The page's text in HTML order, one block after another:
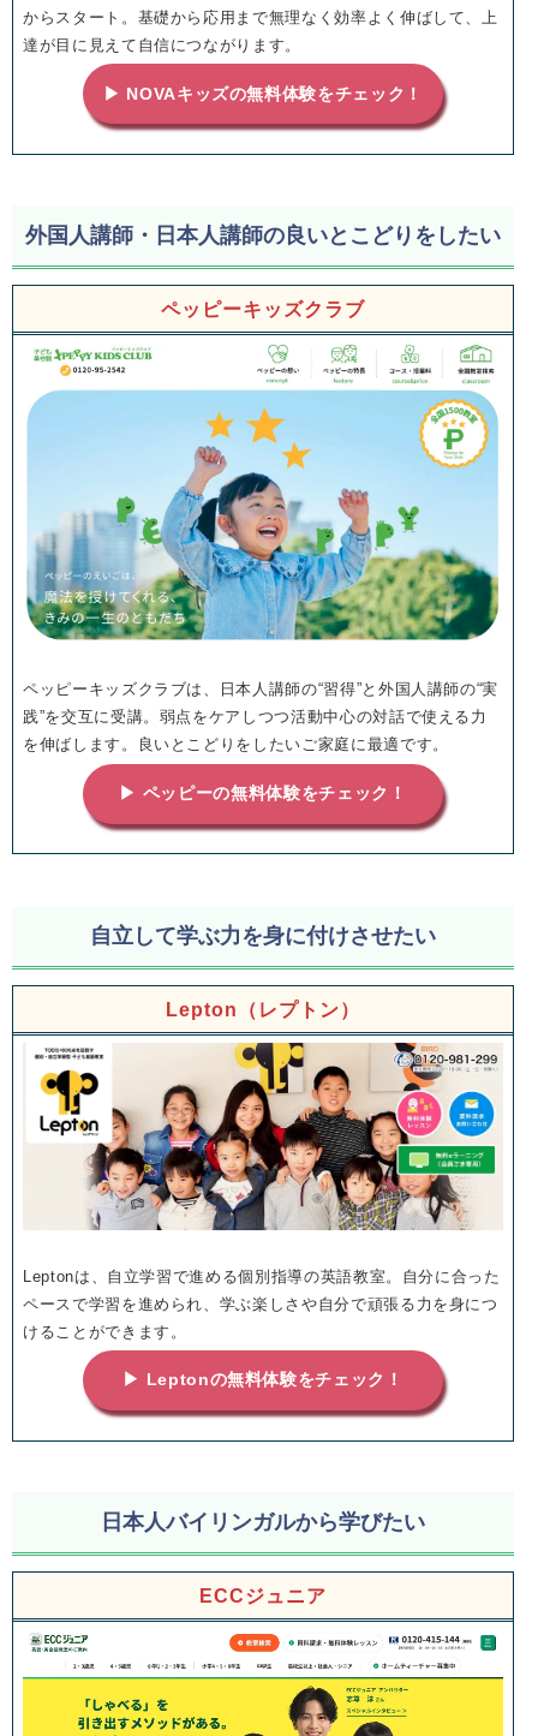
からスタート。基礎から応用まで無理なく効率よく伸ばして、上
達が目に見えて自信につながります。
▶ NOVAキッズの無料体験をチェック！
外国人講師・日本人講師の良いとこどりをしたい
ペッピーキッズクラブ
ペッピーキッズクラブは、日本人講師の“習得”と外国人講師の“実
践”を交互に受講。弱点をケアしつつ活動中心の対話で使える力
を伸ばします。良いとこどりをしたいご家庭に最適です。
▶ ペッピーの無料体験をチェック！
自立して学ぶ力を身に付けさせたい
Lepton（レプトン）
Leptonは、自立学習で進める個別指導の英語教室。自分に合った
ペースで学習を進められ、学ぶ楽しさや自分で頑張る力を身につ
けることができます。
▶ Leptonの無料体験をチェック！
日本人バイリンガルから学びたい
ECCジュニア